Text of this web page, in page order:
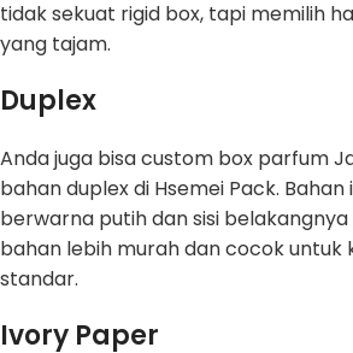
tidak sekuat rigid box, tapi memilih
yang tajam.
Duplex
Anda juga bisa custom box parfum
bahan duplex di Hsemei Pack. Bahan
berwarna putih dan sisi
bahan lebih murah dan cocok untuk
standar.
Ivory Paper